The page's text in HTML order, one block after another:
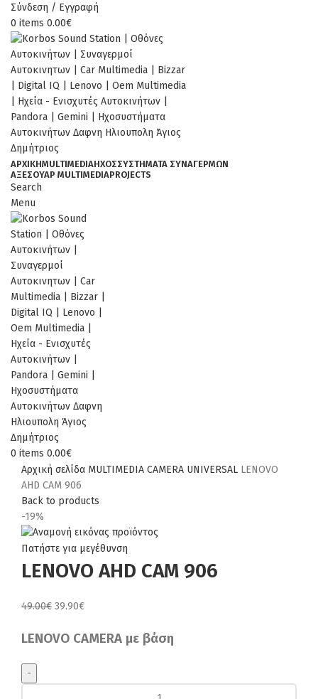
Σύνδεση / Εγγραφή
0 items 0.00€
ΑΡΧΙΚΉMULTIMEDIAΉΧΟΣΣΥΣΤΗΜΑΤΑ ΣΥΝΑΓΕΡΜΩΝ
ΑΞΕΣΟΥΆΡ MULTIMEDIAPROJECTS
Search
Menu
0 items 0.00€
Αρχική σελίδα MULTIMEDIA CAMERA UNIVERSAL LENOVO
AHD CAM 906
Back to products
-19%
Πατήστε για μεγέθυνση
LENOVO AHD CAM 906
49.00€ Original
was:
39.90€Η
τιμή
LENOVO CAMERA με βάση